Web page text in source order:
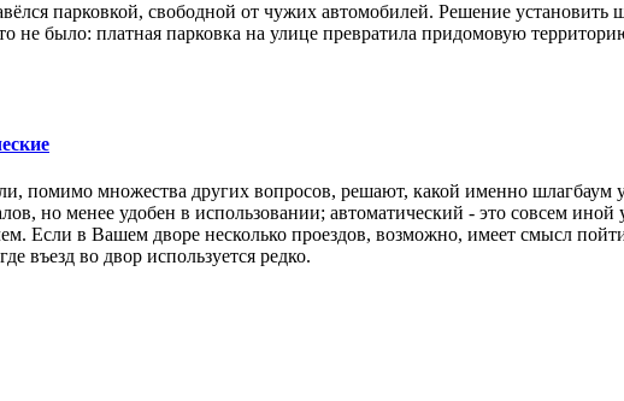
парковкой, свободной от чужих автомобилей. Решение установить
не было: платная парковка на улице превратила придомовую
помимо множества других вопросов, решают, какой именно шлагбаум
но менее удобен в использовании; автоматический - это совсем
Если в Вашем дворе несколько проездов, возможно, имеет смысл
въезд во двор используется редко.